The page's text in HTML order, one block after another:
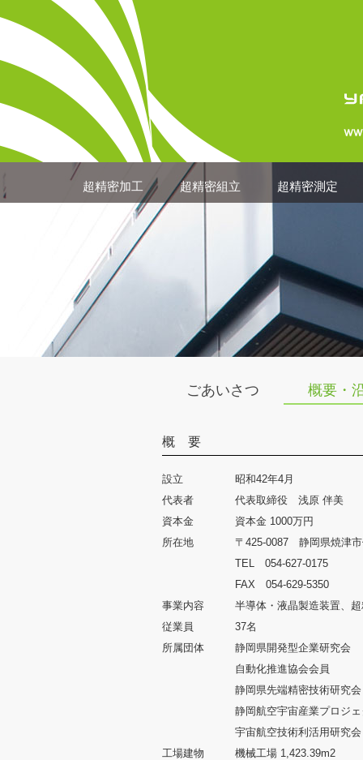
超精密加工 超精密組立 超精密測定
ごあいさつ 概要・
概 要
設立
昭和42年4月
代表者
代表取締役 浅原 伴美
資本金
資本金 1000万円
所在地
〒425-0087 静岡県焼津市
TEL 054-627-0175
FAX 054-629-5350
事業内容
半導体・液晶製造装置、
従業員
37名
所属団体
静岡県開発型企業研究会
自動化推進協会会員
静岡県先端精密技術研究会
静岡航空宇宙産業プロジ
宇宙航空技術利活用研究会
工場建物
機械工場 1,423.39m2